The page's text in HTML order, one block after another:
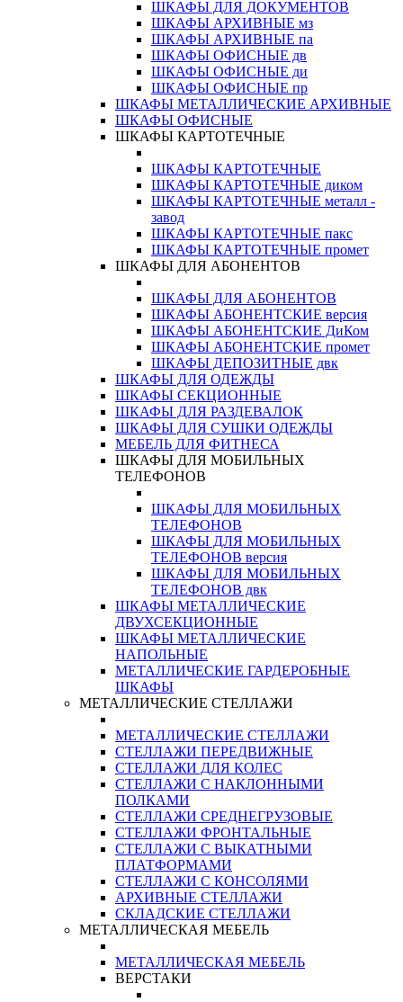
ШКАФЫ ДЛЯ ДОКУМЕНТОВ
ШКАФЫ АРХИВНЫЕ мз
ШКАФЫ АРХИВНЫЕ па
ШКАФЫ ОФИСНЫЕ дв
ШКАФЫ ОФИСНЫЕ ди
ШКАФЫ ОФИСНЫЕ пр
ШКАФЫ МЕТАЛЛИЧЕСКИЕ АРХИВНЫЕ
ШКАФЫ ОФИСНЫЕ
ШКАФЫ КАРТОТЕЧНЫЕ
ШКАФЫ КАРТОТЕЧНЫЕ
ШКАФЫ КАРТОТЕЧНЫЕ диком
ШКАФЫ КАРТОТЕЧНЫЕ металл -
завод
ШКАФЫ КАРТОТЕЧНЫЕ пакс
ШКАФЫ КАРТОТЕЧНЫЕ промет
ШКАФЫ ДЛЯ АБОНЕНТОВ
ШКАФЫ ДЛЯ АБОНЕНТОВ
ШКАФЫ АБОНЕНТСКИЕ версия
ШКАФЫ АБОНЕНТСКИЕ ДиКом
ШКАФЫ АБОНЕНТСКИЕ промет
ШКАФЫ ДЕПОЗИТНЫЕ двк
ШКАФЫ ДЛЯ ОДЕЖДЫ
ШКАФЫ СЕКЦИОННЫЕ
ШКАФЫ ДЛЯ РАЗДЕВАЛОК
ШКАФЫ ДЛЯ СУШКИ ОДЕЖДЫ
МЕБЕЛЬ ДЛЯ ФИТНЕСА
ШКАФЫ ДЛЯ МОБИЛЬНЫХ
ТЕЛЕФОНОВ
ШКАФЫ ДЛЯ МОБИЛЬНЫХ
ТЕЛЕФОНОВ
ШКАФЫ ДЛЯ МОБИЛЬНЫХ
ТЕЛЕФОНОВ версия
ШКАФЫ ДЛЯ МОБИЛЬНЫХ
ТЕЛЕФОНОВ двк
ШКАФЫ МЕТАЛЛИЧЕСКИЕ
ДВУХСЕКЦИОННЫЕ
ШКАФЫ МЕТАЛЛИЧЕСКИЕ
НАПОЛЬНЫЕ
МЕТАЛЛИЧЕСКИЕ ГАРДЕРОБНЫЕ
ШКАФЫ
МЕТАЛЛИЧЕСКИЕ СТЕЛЛАЖИ
МЕТАЛЛИЧЕСКИЕ СТЕЛЛАЖИ
СТЕЛЛАЖИ ПЕРЕДВИЖНЫЕ
СТЕЛЛАЖИ ДЛЯ КОЛЕС
СТЕЛЛАЖИ С НАКЛОННЫМИ
ПОЛКАМИ
СТЕЛЛАЖИ СРЕДНЕГРУЗОВЫЕ
СТЕЛЛАЖИ ФРОНТАЛЬНЫЕ
СТЕЛЛАЖИ С ВЫКАТНЫМИ
ПЛАТФОРМАМИ
СТЕЛЛАЖИ С КОНСОЛЯМИ
АРХИВНЫЕ СТЕЛЛАЖИ
СКЛАДСКИЕ СТЕЛЛАЖИ
МЕТАЛЛИЧЕСКАЯ МЕБЕЛЬ
МЕТАЛЛИЧЕСКАЯ МЕБЕЛЬ
ВЕРСТАКИ